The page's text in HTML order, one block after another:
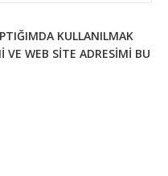
KULLANILMAK
VE WEB SITE ADRESIMI BU